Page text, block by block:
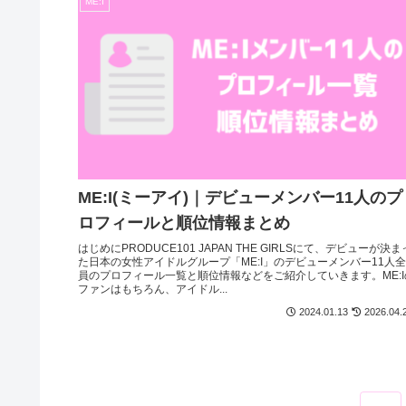
ME:I(ミーアイ)｜デビューメンバー11人のプ
ロフィールと順位情報まとめ
はじめにPRODUCE101 JAPAN THE GIRLSにて、デビューが決ま
た日本の女性アイドルグループ「ME:I」のデビューメンバー11人全
員のプロフィール一覧と順位情報などをご紹介していきます。
ファンはもちろん、アイドル...
2024.01.13